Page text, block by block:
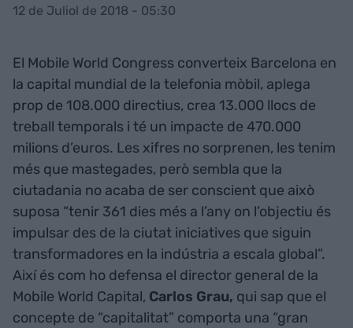
12 de Juliol de 2018 - 05:30
El Mobile World Congress converteix Barcelona en
la capital mundial de la telefonia mòbil, aplega
prop de 108.000 directius, crea 13.000 llocs de
treball temporals i té un impacte de 470.000
milions d’euros. Les xifres no sorprenen, les tenim
més que mastegades, però sembla que la
ciutadania no acaba de ser conscient que això
suposa “tenir 361 dies més a l’any on l’objectiu és
impulsar des de la ciutat iniciatives que siguin
transformadores en la indústria a escala global”.
Així és com ho defensa el director general de la
Mobile World Capital, Carlos Grau, qui sap que el
concepte de “capitalitat” comporta una “gran